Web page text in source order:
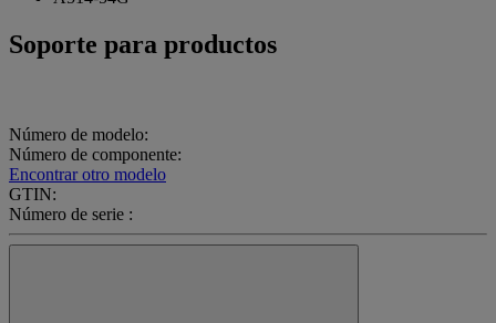
Soporte para productos
Número de modelo:
Número de componente:
Encontrar otro modelo
GTIN:
Número de serie :